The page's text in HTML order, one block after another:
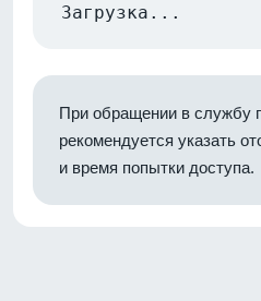
Загрузка...
При обращении в службу
рекомендуется указать
и время попытки доступа.